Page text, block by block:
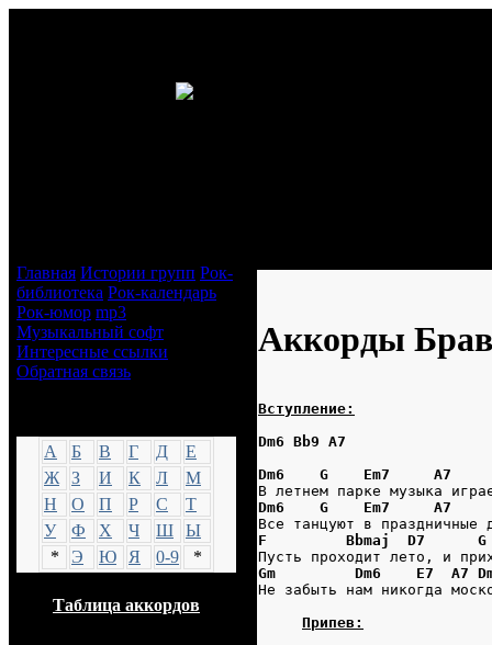
Главная Истории групп Рок-
библиотека Рок-календарь
Рок-юмор mp3
Музыкальный софт
Интересные ссылки
Обратная связь
А
Б В Г Д
Е
Ж
З И К Л
М
Н
О П Р С
Т
У
Ф Х Ч Ш
Ы
*
Э Ю Я 0-9 *
Таблица аккордов
Аккорды
Вступление:
Dm6 Bb9 A7
Dm6    G    Em7     A7
В летнем парке музыка
Dm6    G    Em7     A7
Все танцуют в праздничные
F         Bbmaj  D7      G
Пусть проходит лето, и
Gm         Dm6    E7  A7
Не забыть нам никогда
Припев: